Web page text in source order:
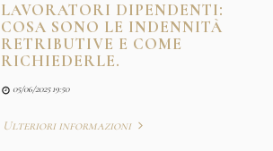
LAVORATORI DIPENDENTI:
COSA SONO LE INDENNITÀ
RETRIBUTIVE E COME
RICHIEDERLE.
05/06/2025 19:50
Ulteriori informazioni